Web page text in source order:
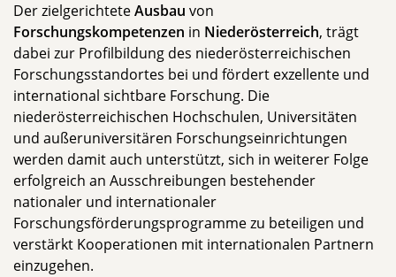
Der zielgerichteteAusbau von
Forschungskompetenzen in Niederösterreich, trägt
dabei zur Profilbildung des niederösterreichischen
Forschungsstandortes bei und fördert exzellente und
international sichtbare Forschung. Die
niederösterreichischen Hochschulen, Universitäten
und außeruniversitären Forschungseinrichtungen
werden damit auch unterstützt, sich in weiterer Folge
erfolgreich an Ausschreibungen bestehender
nationaler und internationaler
Forschungsförderungsprogramme zu beteiligen und
verstärkt Kooperationen mit internationalen Partnern
einzugehen.